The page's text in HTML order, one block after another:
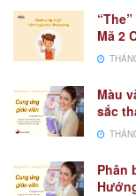
Mã 2
Màu
sắc
Phân